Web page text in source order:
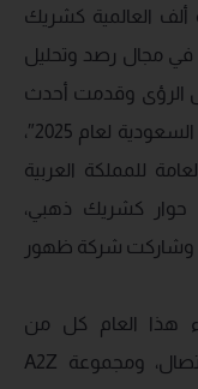
العالمية كشريك
في مجال رصد وتحليل
الرؤى وقدمت أحدث
تقرير لها بعنوان “سمعة المملكة العربية السعودية لعام 2025″،
للمملكة العربية
حوار كشريك ذهبي،
وشاركت شركة ظهور
هذا العام كل من
10Events، وجمار للعلاقات العامة والاتصال، ومجموعة A2Z